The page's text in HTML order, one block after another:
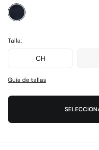
Talla:
CH
Guía de tallas